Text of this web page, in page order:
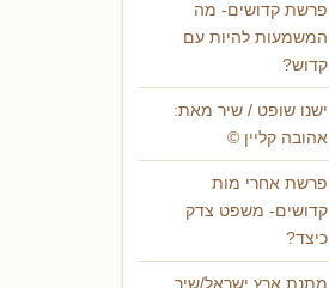
פרשת קדושים- מה
המשמעות להיות עם
קדוש?
ישנו שופט / שיר מאת:
אהובה קליין ©
פרשת אחרי מות
קדושים- משפט צדק
כיצד?
מתנת ארץ ישראל/שיר